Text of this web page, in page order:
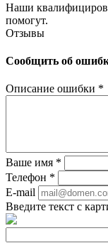
Наши
помогут.
Отзывы
Сообщить об
Описание ошибки *
Ваше имя *
Телефон *
E-mail
Введите текст с